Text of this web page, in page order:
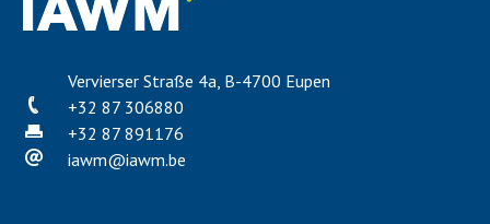
Vervierser Straße 4a, B-4700 Eupen
+32 87 306880
+32 87 891176
iawm@iawm.be